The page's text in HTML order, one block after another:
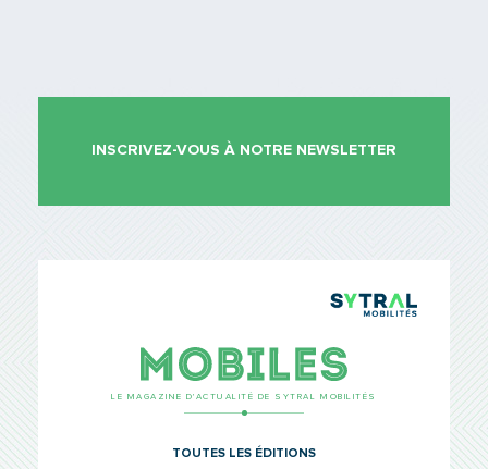
INSCRIVEZ-VOUS À NOTRE NEWSLETTER
LE MAGAZINE D’ACTUALITÉ DE SYTRAL MOBILITÉS
TOUTES LES ÉDITIONS